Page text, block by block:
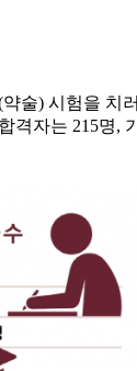
술) 시험을 치
자는 215명,